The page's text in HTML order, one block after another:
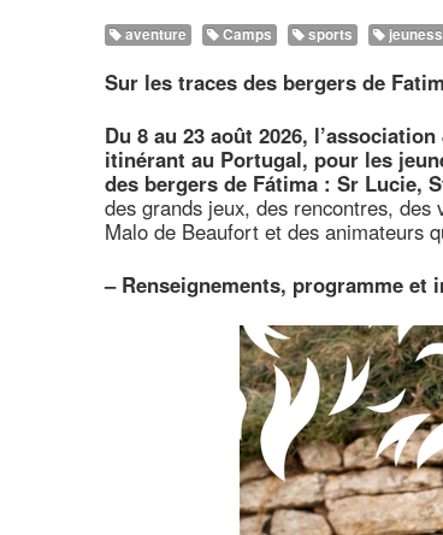
aventure Camps sports
Sur les traces des bergers de
Du 8 au 23 août 2026,
itinérant au Portugal, pour les
des bergers de Fátima : Sr Lucie,
des grands jeux, des rencontres,
Malo de Beaufort et des animateurs
– Renseignements, programme et